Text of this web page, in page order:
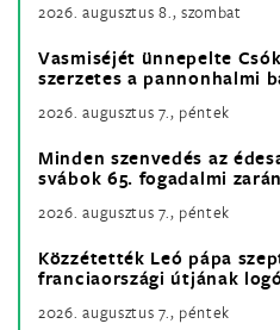
2026. augusztus 8., szombat
Vasmiséjét ünnepelte
szerzetes a pannonhalmi
2026. augusztus 7., péntek
Minden szenvedés az
svábok 65. fogadalmi
2026. augusztus 7., péntek
Közzétették Leó pápa
franciaországi útjának
2026. augusztus 7., péntek